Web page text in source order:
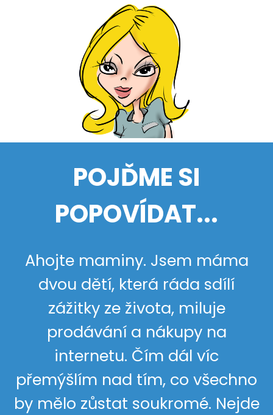
POJĎME SI
POPOVÍDAT...
Ahojte maminy. Jsem máma
dvou dětí, která ráda sdílí
zážitky ze života, miluje
prodávání a nákupy na
internetu. Čím dál víc
přemýšlím nad tím, co všechno
by mělo zůstat soukromé. Nejde